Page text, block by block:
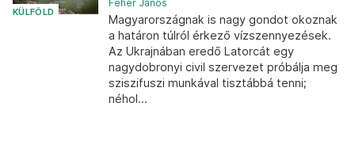
KÜLFÖLD
Fehér János
Magyarországnak is nagy gondot okoznak
a határon túlról érkező vízszennyezések.
Az Ukrajnában eredő Latorcát egy
nagydobronyi civil szervezet próbálja meg
sziszifuszi munkával tisztábbá tenni;
néhol...